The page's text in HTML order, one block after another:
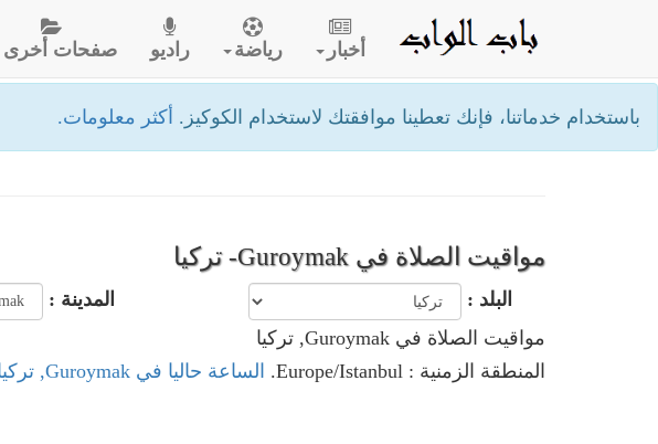
باستخدام خدماتنا، فإنك تعطينا موافقتك لاستخدام الكوكيز. أكثر معلومات.
أخبار رياضة راديو صفحات أخرى
مواقيت الصلاة في Guroymak- تركيا
البلد :
المدينة :
مواقيت الصلاة في Guroymak, تركيا
المنطقة الزمنية : Europe/Istanbul.
الساعة حاليا في Guroymak, تركيا